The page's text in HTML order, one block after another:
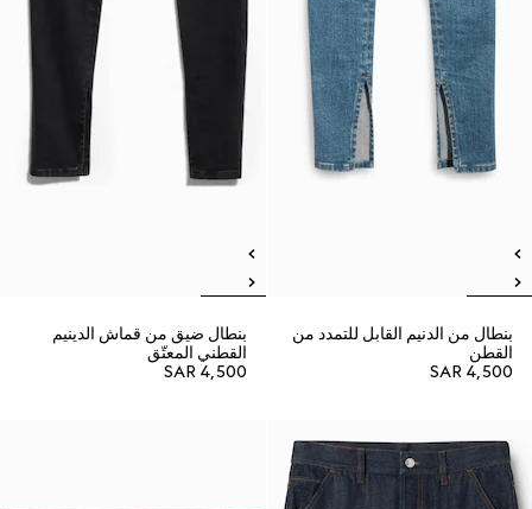
بنطال من الدنيم القابل للتمدد من
القطن
SAR 4,500
بنطال ضيق من قماش الدينيم
القطني المعتّق
SAR 4,500